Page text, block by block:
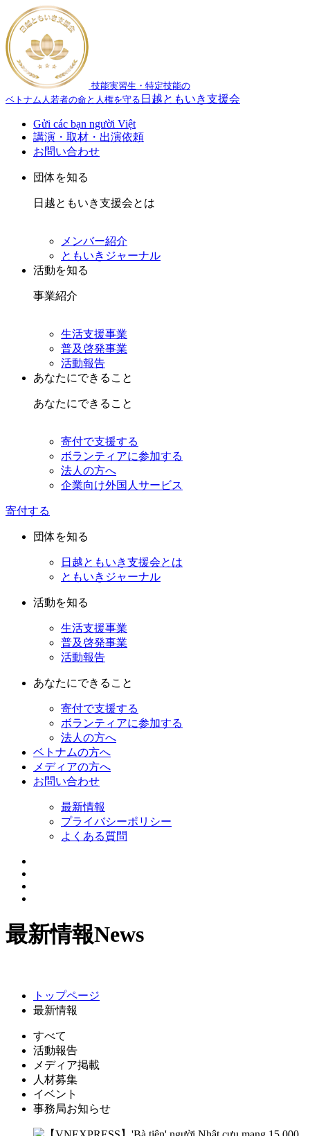
技能実習生・特定技能の
ベトナム人若者の命と人権を守る 日越ともいき支援会
Gửi các bạn người Việt
講演・取材・出演依頼
お問い合わせ
団体を知る
日越ともいき支援会とは
メンバー紹介
ともいきジャーナル
活動を知る
事業紹介
生活支援事業
普及啓発事業
活動報告
あなたにできること
あなたにできること
寄付で支援する
ボランティアに参加する
法人の方へ
企業向け外国人サービス
寄付する
団体を知る
日越ともいき支援会とは
ともいきジャーナル
活動を知る
生活支援事業
普及啓発事業
活動報告
あなたにできること
寄付で支援する
ボランティアに参加する
法人の方へ
ベトナムの方へ
メディアの方へ
お問い合わせ
最新情報
プライバシーポリシー
よくある質問
最新情報News
トップページ
最新情報
すべて
活動報告
メディア掲載
人材募集
イベント
事務局お知らせ